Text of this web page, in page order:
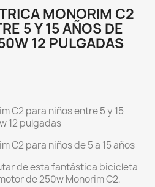
MONORIM C2
5 Y 15 AÑOS DE
12 PULGADAS
C2 para niños entre 5 y 15
12 pulgadas
C2 para niños de 5 a 15 años
de esta fantástica bicicleta
de 250w Monorim C2,